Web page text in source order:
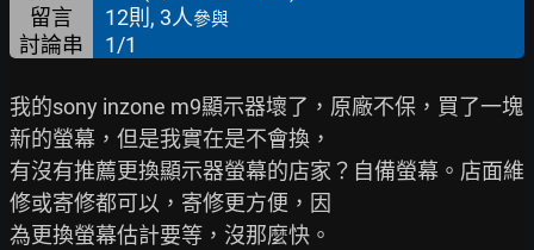
留言
12則, 3人參與
討論串 1/1
我的sony inzone m9顯示器壞了，原廠不保，買了一塊
新的螢幕，但是我實在是不會換，
有沒有推薦更換顯示器螢幕的店家？自備螢幕。店面維
修或寄修都可以，寄修更方便，因
為更換螢幕估計要等，沒那麼快。